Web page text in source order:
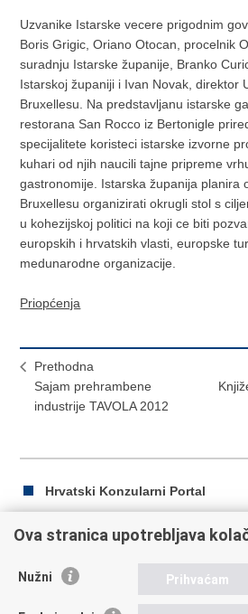
Uzvanike Istarske vecere prigodnim
Boris Grigic, Oriano Otocan, procelnik
suradnju Istarske županije, Branko
Istarskoj županiji i Ivan Novak, direktor
Bruxellesu. Na predstavljanu istarske
restorana San Rocco iz Bertonigle
specijalitete koristeci istarske izvorne
kuhari od njih naucili tajne pripreme
gastronomije. Istarska županija planira
Bruxellesu organizirati okrugli stol s
u kohezijskoj politici na koji ce biti
europskih i hrvatskih vlasti, europske
medunarodne organizacije.
Priopćenja
Prethodna
Sajam prehrambene
industrije TAVOLA 2012
Hrvatski Konzularni Portal
Ispiši
Podijeli
Ova stranica upotrebljava
Nužni Prihvaćam